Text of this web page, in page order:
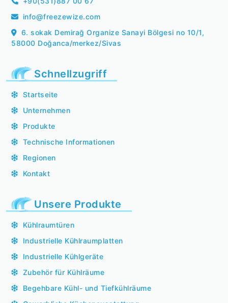
info@freezewize.com
6. sokak Demirağ Organize Sanayi Bölgesi no 10/1,
58000 Doğanca/merkez/Sivas
Schnellzugriff
Startseite
Unternehmen
Produkte
Technische Informationen
Regionen
Kontakt
Unsere Produkte
Kühlraumtüren
Industrielle Kühlraumplatten
Industrielle Kühlgeräte
Zubehör für Kühlräume
Begehbare Kühl- und Tiefkühlräume